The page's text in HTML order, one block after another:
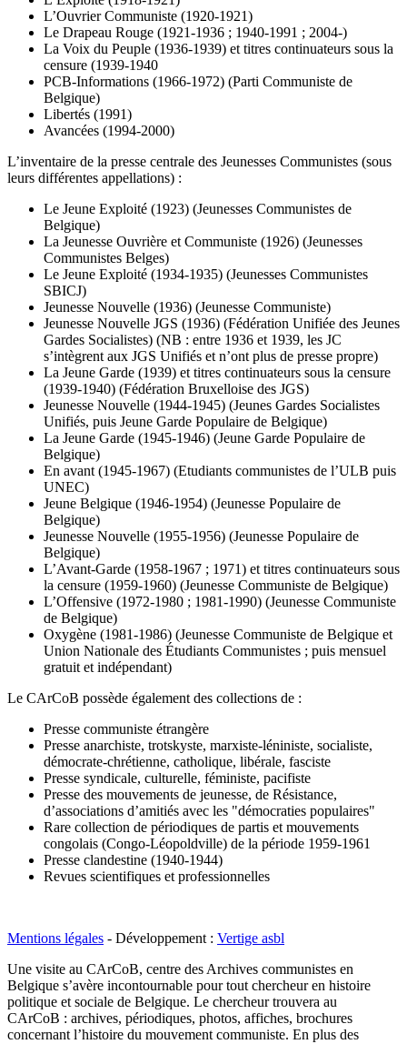
L’Ouvrier Communiste (1920-1921)
Le Drapeau Rouge (1921-1936 ; 1940-1991 ; 2004-)
La Voix du Peuple (1936-1939) et titres continuateurs sous la
censure (1939-1940
PCB-Informations (1966-1972) (Parti Communiste de
Belgique)
Libertés (1991)
Avancées (1994-2000)
L’inventaire de la presse centrale des Jeunesses Communistes (sous
leurs différentes appellations) :
Le Jeune Exploité (1923) (Jeunesses Communistes de
Belgique)
La Jeunesse Ouvrière et Communiste (1926) (Jeunesses
Communistes Belges)
Le Jeune Exploité (1934-1935) (Jeunesses Communistes
SBICJ)
Jeunesse Nouvelle (1936) (Jeunesse Communiste)
Jeunesse Nouvelle JGS (1936) (Fédération Unifiée des Jeunes
Gardes Socialistes) (NB : entre 1936 et 1939, les JC
s’intègrent aux JGS Unifiés et n’ont plus de presse propre)
La Jeune Garde (1939) et titres continuateurs sous la censure
(1939-1940) (Fédération Bruxelloise des JGS)
Jeunesse Nouvelle (1944-1945) (Jeunes Gardes Socialistes
Unifiés, puis Jeune Garde Populaire de Belgique)
La Jeune Garde (1945-1946) (Jeune Garde Populaire de
Belgique)
En avant (1945-1967) (Etudiants communistes de l’ULB puis
UNEC)
Jeune Belgique (1946-1954) (Jeunesse Populaire de
Belgique)
Jeunesse Nouvelle (1955-1956) (Jeunesse Populaire de
Belgique)
L’Avant-Garde (1958-1967 ; 1971) et titres continuateurs sous
la censure (1959-1960) (Jeunesse Communiste de Belgique)
L’Offensive (1972-1980 ; 1981-1990) (Jeunesse Communiste
de Belgique)
Oxygène (1981-1986) (Jeunesse Communiste de Belgique et
Union Nationale des Étudiants Communistes ; puis mensuel
gratuit et indépendant)
Le CArCoB possède également des collections de :
Presse communiste étrangère
Presse anarchiste, trotskyste, marxiste-léniniste, socialiste,
démocrate-chrétienne, catholique, libérale, fasciste
Presse syndicale, culturelle, féministe, pacifiste
Presse des mouvements de jeunesse, de Résistance,
d’associations d’amitiés avec les "démocraties populaires"
Rare collection de périodiques de partis et mouvements
congolais (Congo-Léopoldville) de la période 1959-1961
Presse clandestine (1940-1944)
Revues scientifiques et professionnelles
Mentions légales - Développement : Vertige asbl
Une visite au CArCoB, centre des Archives communistes en
Belgique s’avère incontournable pour tout chercheur en histoire
politique et sociale de Belgique. Le chercheur trouvera au
CArCoB : archives, périodiques, photos, affiches, brochures
concernant l’histoire du mouvement communiste. En plus des